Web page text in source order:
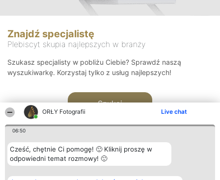
ORŁY Fotografii Live chat
06:50
Cześć, chętnie Ci pomogę! 🙂 Kliknij proszę w
odpowiedni temat rozmowy! 🙂
Znajdź specjalistę
Plebiscyt skupia najlepszych w branży
Szukasz specjalisty w pobliżu Ciebie? Sprawdź naszą
wyszukiwarkę. Korzystaj tylko z usług najlepszych!
Szukaj
Organizator plebiscytu Plebiscyt Kontakt